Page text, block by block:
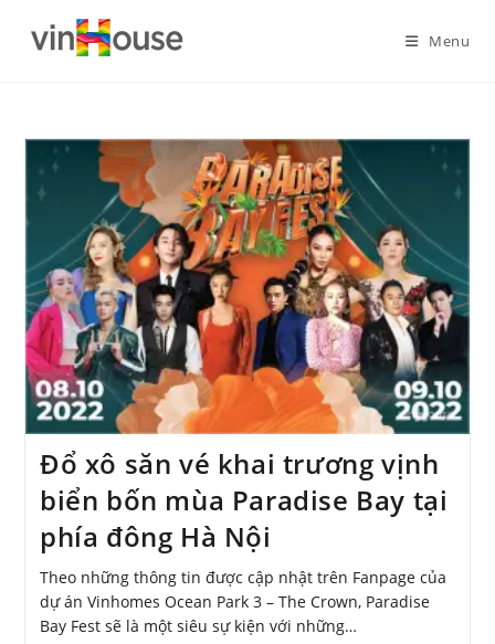
Menu
Đổ xô săn vé khai trương vịnh
biển bốn mùa Paradise Bay tại
phía đông Hà Nội
Theo những thông tin được cập nhật trên Fanpage của
dự án Vinhomes Ocean Park 3 – The Crown, Paradise
Bay Fest sẽ là một siêu sự kiện với những…